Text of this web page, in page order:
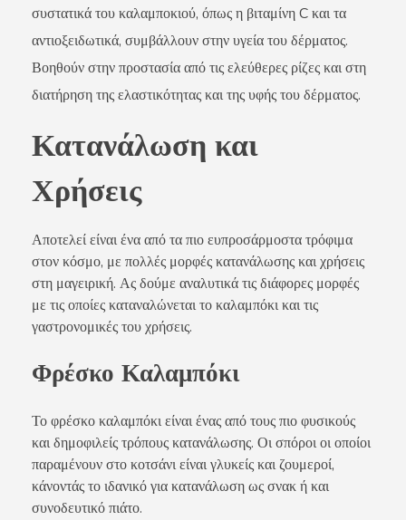
συστατικά του καλαμποκιού, όπως η βιταμίνη C και τα
αντιοξειδωτικά, συμβάλλουν στην υγεία του δέρματος.
Βοηθούν στην προστασία από τις ελεύθερες ρίζες και στη
διατήρηση της ελαστικότητας και της υφής του δέρματος.
Κατανάλωση και
Χρήσεις
Αποτελεί είναι ένα από τα πιο ευπροσάρμοστα τρόφιμα
στον κόσμο, με πολλές μορφές κατανάλωσης και χρήσεις
στη μαγειρική. Ας δούμε αναλυτικά τις διάφορες μορφές
με τις οποίες καταναλώνεται το καλαμπόκι και τις
γαστρονομικές του χρήσεις.
Φρέσκο Καλαμπόκι
Το φρέσκο καλαμπόκι είναι ένας από τους πιο φυσικούς
και δημοφιλείς τρόπους κατανάλωσης. Οι σπόροι οι οποίοι
παραμένουν στο κοτσάνι είναι γλυκείς και ζουμεροί,
κάνοντάς το ιδανικό για κατανάλωση ως σνακ ή και
συνοδευτικό πιάτο.